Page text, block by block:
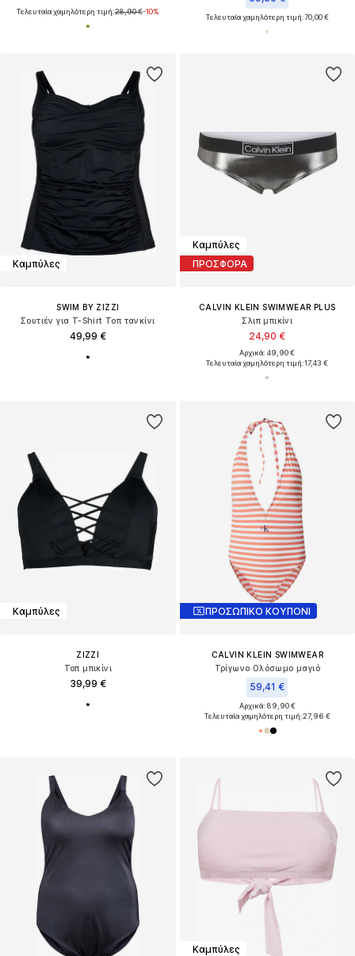
Τελευταία χαμηλότερη τιμή:28,90 €-10%
Τελευταία χαμηλότερη τιμή:70,00 €
Καμπύλες
SWIM BY ZIZZI
Σουτιέν για T-Shirt Τοπ τανκίνι
49,99 €
Καμπύλες
ΠΡΟΣΦΟΡΑ
CALVIN KLEIN SWIMWEAR PLUS
Σλιπ μπικίνι
24,90 €
Αρχικά: 49,90 €
Τελευταία χαμηλότερη τιμή:17,43 €
Καμπύλες
ZIZZI
Τοπ μπικίνι
39,99 €
ΠΡΟΣΩΠΙΚΟ ΚΟΥΠΟΝΙ
CALVIN KLEIN SWIMWEAR
Τρίγωνο Ολόσωμο μαγιό
59,41 €
Αρχικά: 89,90 €
Τελευταία χαμηλότερη τιμή:27,96 €
Καμπύλες